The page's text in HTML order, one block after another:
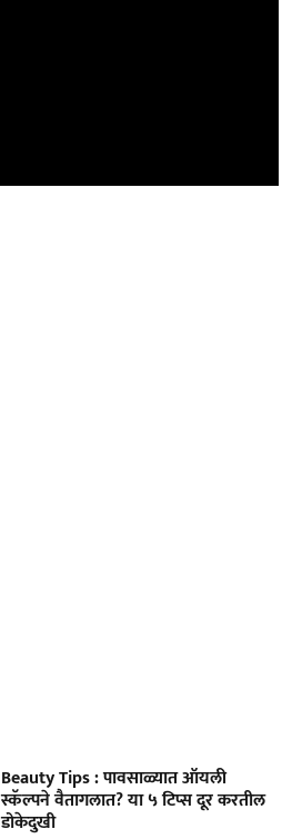
Beauty Tips : पावसाळ्यात ऑयली
स्कॅल्पने वैतागलात? या ५ टिप्स दूर करतील
डोकेदुखी